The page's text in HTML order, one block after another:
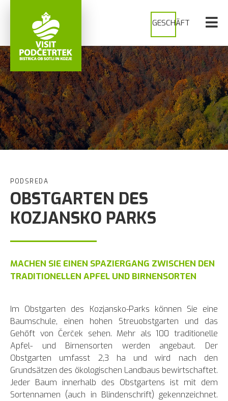
GESCHÄFT
PODSREDA
OBSTGARTEN DES
KOZJANSKO PARKS
MACHEN SIE EINEN SPAZIERGANG ZWISCHEN DEN
TRADITIONELLEN APFEL UND BIRNENSORTEN
Im Obstgarten des Kozjansko-Parks können Sie eine
Baumschule, einen hohen Streuobstgarten und das
Gehöft von Čerček sehen. Mehr als 100 traditionelle
Apfel- und Birnensorten werden angebaut. Der
Obstgarten umfasst 2,3 ha und wird nach den
Grundsätzen des ökologischen Landbaus bewirtschaftet.
Jeder Baum innerhalb des Obstgartens ist mit dem
Sortennamen (auch in Blindenschrift) gekennzeichnet.